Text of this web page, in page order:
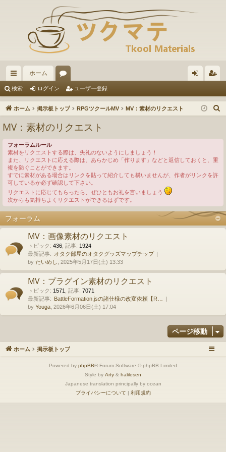
イ
ッ
ン
ク
ホーム
ー
ム
イ ザ
検索 ログイン ユーザー登録
ホーム 掲示板トップ RPGツクールMV MV：素材のリクエスト
MV：素材のリクエスト
フォーラムルール
素材をリクエストする際は、失礼のないようにしましょう！
また、リクエストに応える際は、あらかじめ「作ります」などと返信しておくと、重
複を防ぐことができます。
すでに素材がある場合はリンクを貼って紹介しても構いませんが、作者がリンクを許
可しているか必ず確認して下さい。
リクエストに応じてもらったら、ぜひともお礼を言いましょう
次からも気持ちよくリクエストができるはずです。
フォーラム
MV：画像素材のリクエスト
トピック : 436 記事: 1924
最新記事: オタク部屋のオタクグッズマップチップ
by たいめし , 2025年5月17日(土) 13:33
MV：プラグイン素材のリクエスト
トピック : 1571 記事: 7071
最新記事: BattleFormation.jsの諸仕様の改変依頼【R…
by Youga , 2026年6月06日(土) 17:04
ページ移動
ホーム 掲示板トップ
Powered by phpBB® Forum Software © phpBB Limited
Style by Arty & halilesen
Japanese translation principally by ocean
プライバシーについて | 利用規約